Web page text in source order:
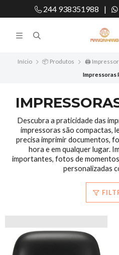
244 938351988 |
Início 📦 Produtos 🖨️
Impressoras
Descubra a praticidade das
impressoras são compactas,
precisa imprimir documentos,
hora e em qualquer lugar.
importantes, fotos de
personalizadas